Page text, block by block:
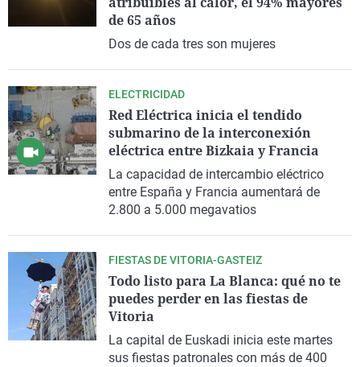
de 65 años
Dos de cada tres son mujeres
ELECTRICIDAD
Red Eléctrica inicia el tendido
submarino de la interconexión
eléctrica entre Bizkaia y Francia
La capacidad de intercambio eléctrico
entre España y Francia aumentará de
2.800 a 5.000 megavatios
FIESTAS DE VITORIA-GASTEIZ
Todo listo para La Blanca: qué no te
puedes perder en las fiestas de
Vitoria
La capital de Euskadi inicia este martes
sus fiestas patronales con más de 400